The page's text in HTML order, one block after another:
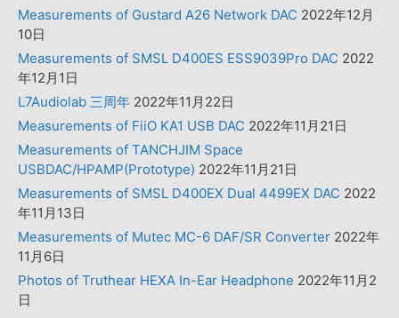
Measurements of Gustard A26 Network DAC 2022年12月
10日
Measurements of SMSL D400ES ESS9039Pro DAC 2022
年12月1日
L7Audiolab 三周年 2022年11月22日
Measurements of FiiO KA1 USB DAC 2022年11月21日
Measurements of TANCHJIM Space
USBDAC/HPAMP(Prototype) 2022年11月21日
Measurements of SMSL D400EX Dual 4499EX DAC 2022
年11月13日
Measurements of Mutec MC-6 DAF/SR Converter 2022年
11月6日
Photos of Truthear HEXA In-Ear Headphone 2022年11月2
日